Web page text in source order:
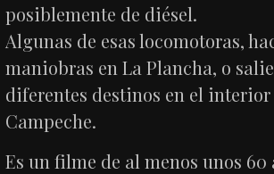
posiblemente de diésel.
Algunas de esas locomotoras,
maniobras en La Plancha, o
diferentes destinos en el interior
Campeche.
Es un filme de al menos unos 60